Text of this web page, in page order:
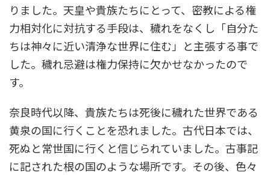
りました。天皇や貴族たちにとって、密教による権
力相対化に対抗する手段は、穢れをなくし「自分た
ちは神々に近い清浄な世界に住む」と主張する事で
した。穢れ忌避は権力保持に欠かせなかったので
す。
奈良時代以降、貴族たちは死後に穢れた世界である
黄泉の国に行くことを恐れました。古代日本では、
死ぬと常世国に行くと信じられていました。古事記
に記された根の国のような場所です。その後、色々